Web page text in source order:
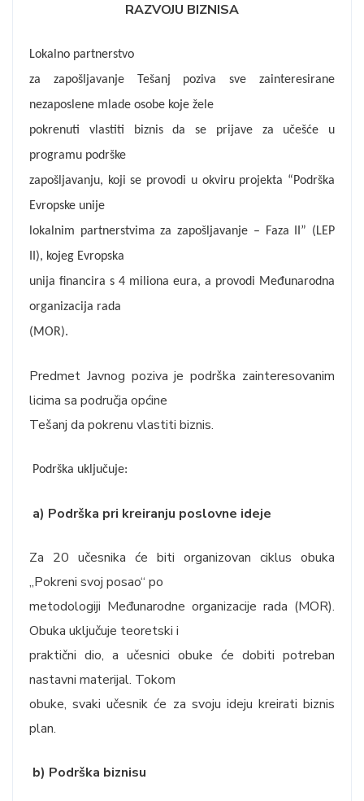
RAZVOJU BIZNISA
Lokalno partnerstvo
za zapošljavanje Tešanj poziva sve zainteresirane
nezaposlene mlade osobe koje žele
pokrenuti vlastiti biznis da se prijave za učešće u
programu podrške
zapošljavanju, koji se provodi u okviru projekta “Podrška
Evropske unije
lokalnim partnerstvima za zapošljavanje – Faza II” (LEP
II), kojeg Evropska
unija financira s 4 miliona eura, a provodi Međunarodna
organizacija rada
(MOR).
Predmet Javnog poziva je podrška zainteresovanim
licima sa područja općine
Tešanj da pokrenu vlastiti biznis.
Podrška uključuje:
a) Podrška pri kreiranju poslovne ideje
Za 20 učesnika će biti organizovan ciklus obuka
„Pokreni svoj posao“ po
metodologiji Međunarodne organizacije rada (MOR).
Obuka uključuje teoretski i
praktični dio, a učesnici obuke će dobiti potreban
nastavni materijal. Tokom
obuke, svaki učesnik će za svoju ideju kreirati biznis
plan.
b) Podrška biznisu